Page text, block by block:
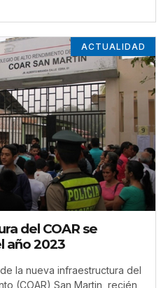
ACTUALIDAD
del COAR se
año 2023
la nueva infraestructura del
(COAR) San Martin, recién